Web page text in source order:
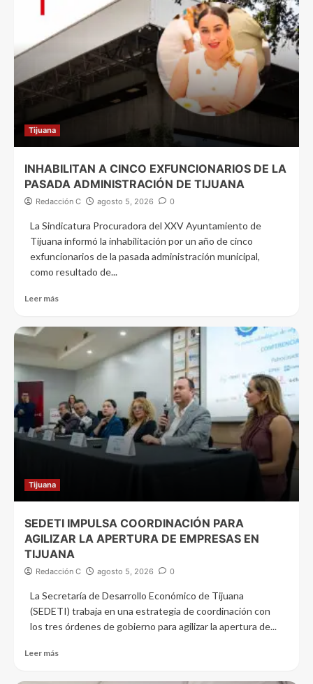
Tijuana
INHABILITAN A CINCO EXFUNCIONARIOS DE LA
PASADA ADMINISTRACIÓN DE TIJUANA
Redacción C agosto 5, 2026 0
La Sindicatura Procuradora del XXV Ayuntamiento de
Tijuana informó la inhabilitación por un año de cinco
exfuncionarios de la pasada administración municipal,
como resultado de...
Leer más
Tijuana
SEDETI IMPULSA COORDINACIÓN PARA
AGILIZAR LA APERTURA DE EMPRESAS EN
TIJUANA
Redacción C agosto 5, 2026 0
La Secretaría de Desarrollo Económico de Tijuana
(SEDETI) trabaja en una estrategia de coordinación con
los tres órdenes de gobierno para agilizar la apertura de...
Leer más